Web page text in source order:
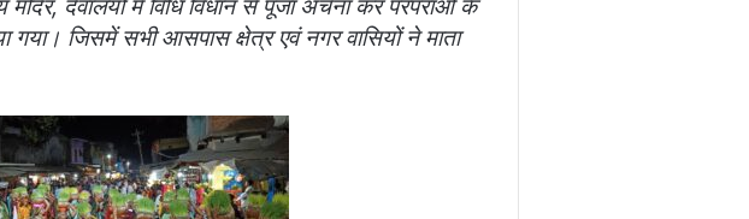
देवालयों में विधि विधान से पूजा अर्चना कर परंपराओं के
जिसमें सभी आसपास क्षेत्र एवं नगर वासियों ने माता